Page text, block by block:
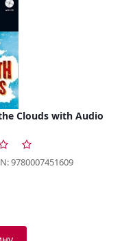
Clouds with Audio
9780007451609